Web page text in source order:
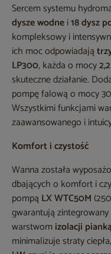
Sercem systemu
dysze wodnei18 dysz
kompleksowy i
ich moc odpowiadają
LP300, każda o mocy
skuteczne działanie.
pompę falową o mocy
Wszystkimi funkcjami
zaawansowanego i
Komfort i czystość
Wanna została
dbających o komfort i
pompąLX WTC50M
gwarantują zintegrowany
warstwom izolacji
minimalizuje straty